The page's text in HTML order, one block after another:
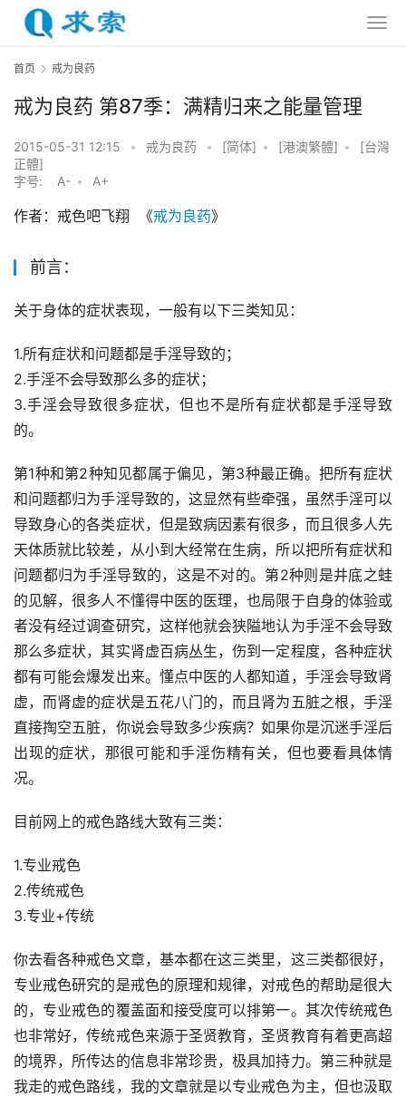
首页 戒为良药
戒为良药 第87季：满精归来之能量管理
2015-05-31 12:15 • 戒为良药 • [简体] • [港澳繁體] •
[台灣
正體]
字号:
A- • A+
作者：戒色吧飞翔  《戒为良药》
前言：
关于身体的症状表现，一般有以下三类知见：
1.所有症状和问题都是手淫导致的；
2.手淫不会导致那么多的症状；
3.手淫会导致很多症状，但也不是所有症状都是手淫导致
的。
第1种和第2种知见都属于偏见，第3种最正确。把所有症状
和问题都归为手淫导致的，这显然有些牵强，虽然手淫可以
导致身心的各类症状，但是致病因素有很多，而且很多人先
天体质就比较差，从小到大经常在生病，所以把所有症状和
问题都归为手淫导致的，这是不对的。第2种则是井底之蛙
的见解，很多人不懂得中医的医理，也局限于自身的体验或
者没有经过调查研究，这样他就会狭隘地认为手淫不会导致
那么多症状，其实肾虚百病丛生，伤到一定程度，各种症状
都有可能会爆发出来。懂点中医的人都知道，手淫会导致肾
虚，而肾虚的症状是五花八门的，而且肾为五脏之根，手淫
直接掏空五脏，你说会导致多少疾病？如果你是沉迷手淫后
出现的症状，那很可能和手淫伤精有关，但也要看具体情
况。
目前网上的戒色路线大致有三类：
1.专业戒色
2.传统戒色
3.专业+传统
你去看各种戒色文章，基本都在这三类里，这三类都很好，
专业戒色研究的是戒色的原理和规律，对戒色的帮助是很大
的，专业戒色的覆盖面和接受度可以排第一。其次传统戒色
也非常好，传统戒色来源于圣贤教育，圣贤教育有着更高超
的境界，所传达的信息非常珍贵，极具加持力。第三种就是
我走的戒色路线，我的文章就是以专业戒色为主，但也汲取